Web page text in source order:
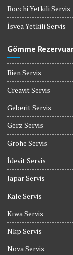
Bocchi Yetkili Servis
İsvea Yetkili Servis
Gömme
Bien Servis
Creavit Servis
Geberit Servis
Gerz Servis
Grohe Servis
İdevit Servis
Japar Servis
Kale Servis
Kıwa Servis
Nkp Servis
Nova Servis